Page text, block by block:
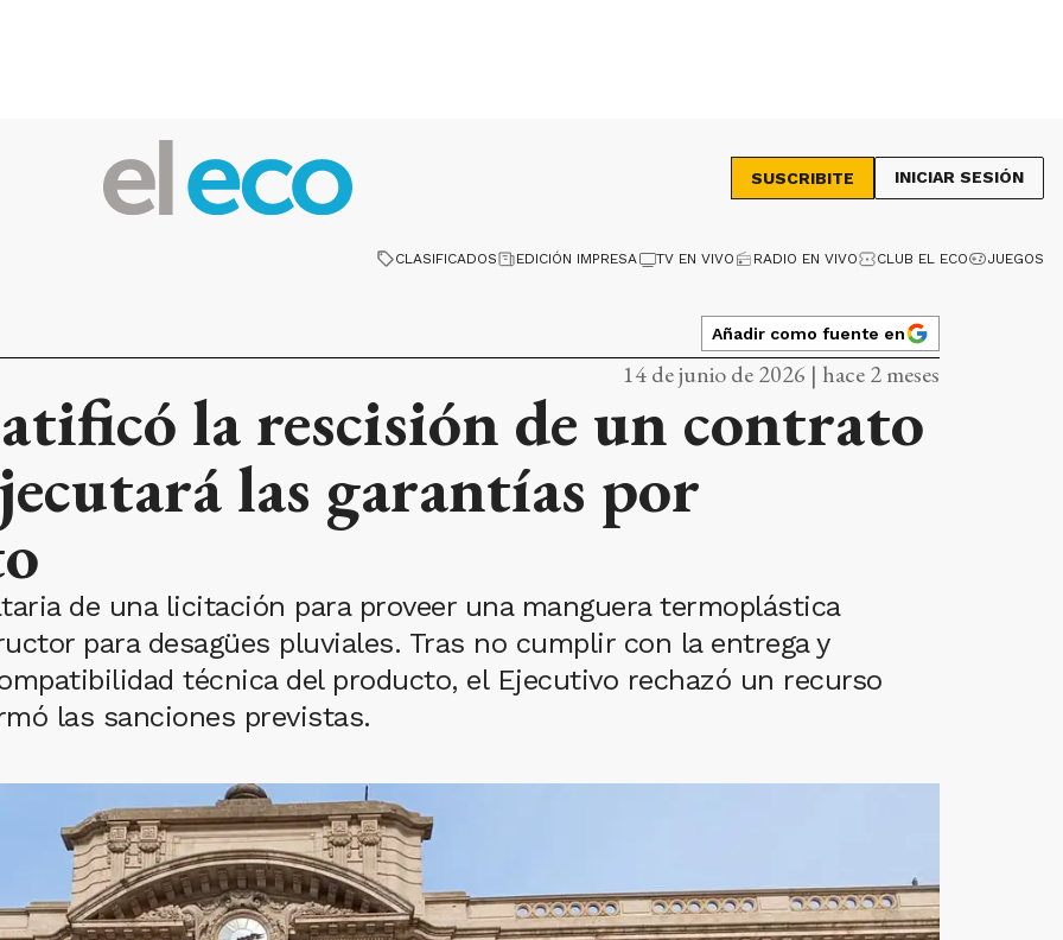
SUSCRIBITE INICIAR SESIÓN
CLASIFICADOS EDICIÓN IMPRESA TV EN VIVO RADIO EN VIVO CLUB EL ECO JUEGOS
Añadir como fuente en
14 de junio de 2026 | hace 2 meses
la rescisión de un contrato
las garantías por
de una licitación para proveer una manguera termoplástica
para desagües pluviales. Tras no cumplir con la entrega y
técnica del producto, el Ejecutivo rechazó un recurso
las sanciones previstas.